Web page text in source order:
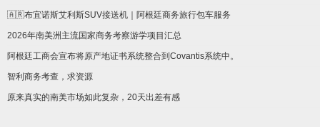
🇦🇷布宜诺斯艾利斯SUV接送机｜阿根廷商务旅行包车服务
2026年南美洲主流国家商务考察游学项目汇总
阿根廷工商会宣布将原产地证书系统整合到Covantis系统中。
智利商务考查，求资源
原来真实的南美市场如此复杂，20天出差有感